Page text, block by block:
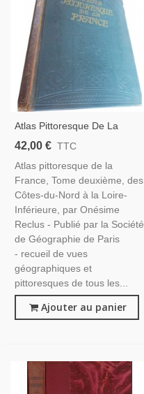
Atlas Pittoresque De La
France, T2 Côtes-Du-Nord À
Reclus - Histoire Des
Provinces, Régionalisme
42,00 € TTC
Atlas pittoresque de la
France, Tome deuxième, des
Côtes-du-Nord à la Loire-
Inférieure, par Onésime
Reclus - Publié par la Société
de Géographie de Paris
- recueil de vues
géographiques et
pittoresques de tous les...
Ajouter au panier